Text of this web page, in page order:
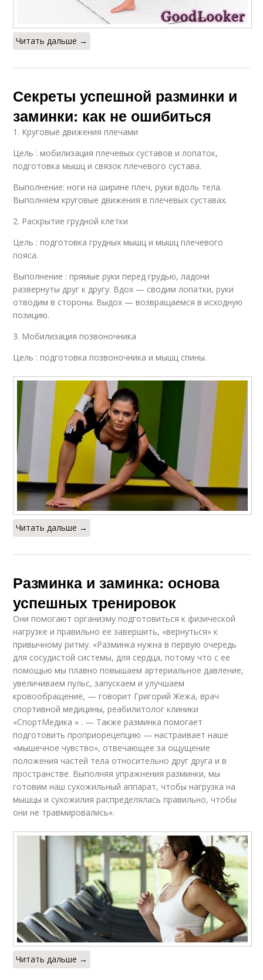
Читать дальше →
Секреты успешной разминки и
заминки: как не ошибиться
1. Круговые движения плечами
Цель : мобилизация плечевых суставов и лопаток,
подготовка мышц и связок плечевого сустава.
Выполнение: ноги на ширине плеч, руки вдоль тела.
Выполняем круговые движения в плечевых суставах.
2. Раскрытие грудной клетки
Цель : подготовка грудных мышц и мышц плечевого
пояса.
Выполнение : прямые руки перед грудью, ладони
развернуты друг к другу. Вдох — сводим лопатки, руки
отводим в стороны. Выдох — возвращаемся в исходную
позицию.
3. Мобилизация позвоночника
Цель : подготовка позвоночника и мышц спины.
Читать дальше →
Разминка и заминка: основа
успешных тренировок
Они помогают организму подготовиться к физической
нагрузке и правильно ее завершить, «вернуться» к
привычному ритму. «Разминка нужна в первую очередь
для сосудистой системы, для сердца, потому что с ее
помощью мы плавно повышаем артериальное давление,
увеличиваем пульс, запускаем и улучшаем
кровообращение, — говорит Григорий Жежа, врач
спортивной медицины, реабилитолог клиники
«СпортМедика » . — Также разминка помогает
подготовить проприорецепцию — настраивает наше
«мышечное чувство», отвечающее за ощущение
положения частей тела относительно друг друга и в
пространстве. Выполняя упражнения разминки, мы
готовим наш сухожильный аппарат, чтобы нагрузка на
мышцы и сухожилия распределялась правильно, чтобы
они не травмировались».
Читать дальше →